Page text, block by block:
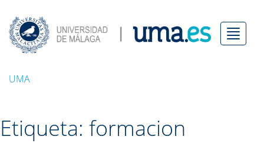
Menú
UMA
Etiqueta: formacion